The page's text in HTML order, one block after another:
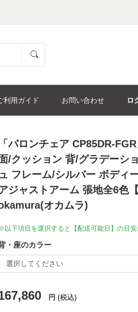
利用ガイド お問い合わせ ロ
「バロンチェア CP85DR-
/クッション 背/グラデーシ
フレーム/シルバー ボディ
ジャストアーム 張地全6色
オカムラ)
以下項目を選択すると【配送可能日】の目
・座のカラー
円 (税込)